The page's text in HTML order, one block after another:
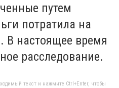
путем
потратила на
В настоящее время
расследование.
текст и нажмите Ctrl+Enter, чтобы